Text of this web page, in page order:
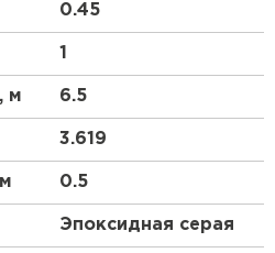
0.45
1
м 6.5
3.619
0.5
Эпоксидная серая